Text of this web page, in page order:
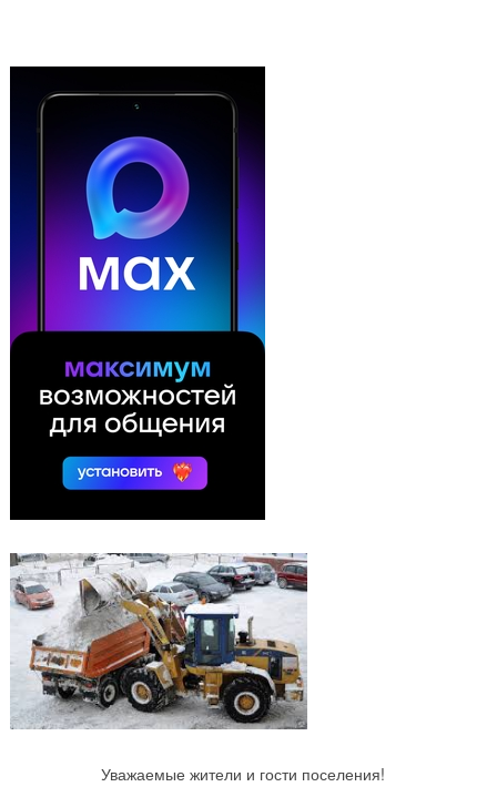
Уважаемые жители и гости поселения!